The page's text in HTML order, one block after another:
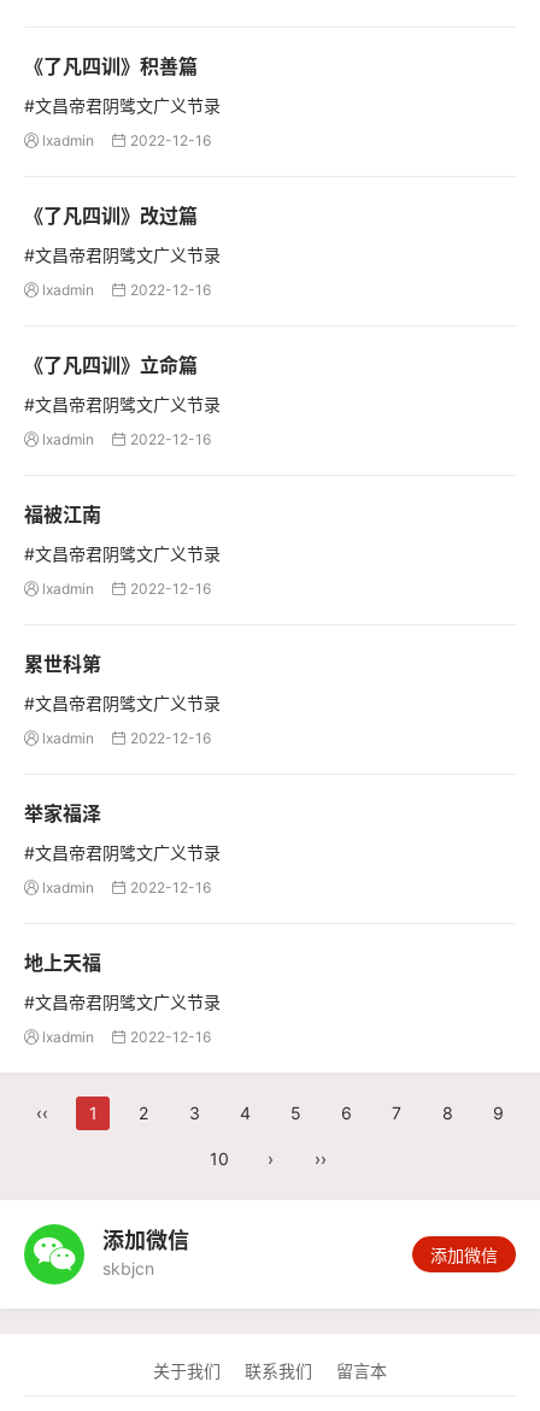
《了凡四训》积善篇
#文昌帝君阴骘文广义节录
 lxadmin  2022-12-16
《了凡四训》改过篇
#文昌帝君阴骘文广义节录
 lxadmin  2022-12-16
《了凡四训》立命篇
#文昌帝君阴骘文广义节录
 lxadmin  2022-12-16
福被江南
#文昌帝君阴骘文广义节录
 lxadmin  2022-12-16
累世科第
#文昌帝君阴骘文广义节录
 lxadmin  2022-12-16
举家福泽
#文昌帝君阴骘文广义节录
 lxadmin  2022-12-16
地上天福
#文昌帝君阴骘文广义节录
 lxadmin  2022-12-16
‹‹ 1 2 3 4 5 6 7 8 9
10 › ››
 添加微信
skbjcn
添加微信
关于我们 联系我们 留言本